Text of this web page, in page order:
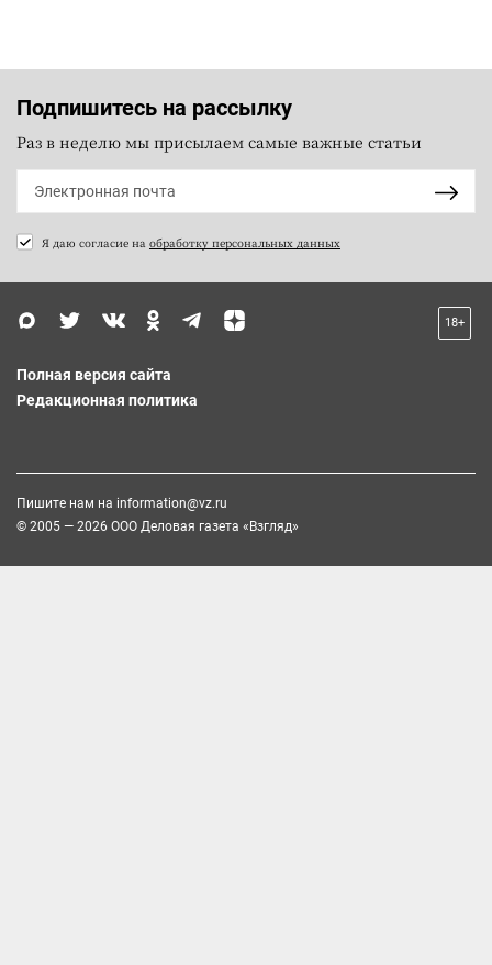
Подпишитесь на рассылку
Раз в неделю мы присылаем самые важные статьи
Я даю согласие на обработку персональных данных
18+
Полная версия сайта
Редакционная политика
Пишите нам на information@vz.ru
© 2005 — 2026 ООО Деловая газета «Взгляд»